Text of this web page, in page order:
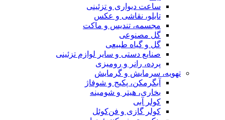
ساعت دیواری و تزئینی
تابلو، نقاشی و عکس
مجسمه، تندیس و ماکت
گل مصنوعی
گل و گیاه طبیعی
صنایع دستی و سایر لوازم تزئینی
پرده، رانر و رومیزی
تهویه، سرمایش و گرمایش
آبگرمکن، پکیج و شوفاژ
بخاری، هیتر و شومینه
کولر آبی
کولر گازی و فن‌کوئل